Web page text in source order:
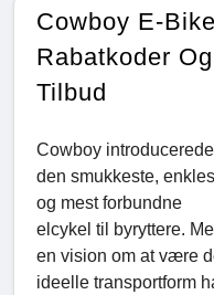
Cowboy E-
Rabatkoder Og
Tilbud
Cowboy introducerede
den smukkeste,
og mest forbundne
elcykel til byryttere.
en vision om at være
ideelle transportform